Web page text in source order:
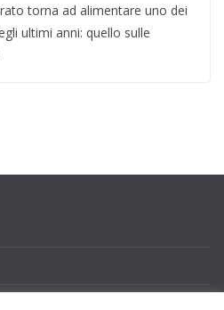
torna ad alimentare uno dei
ultimi anni: quello sulle